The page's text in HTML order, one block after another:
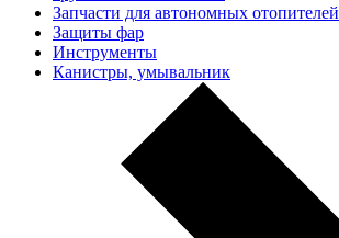
Запчасти для автономных отопителей
Защиты фар
Инструменты
Канистры, умывальник